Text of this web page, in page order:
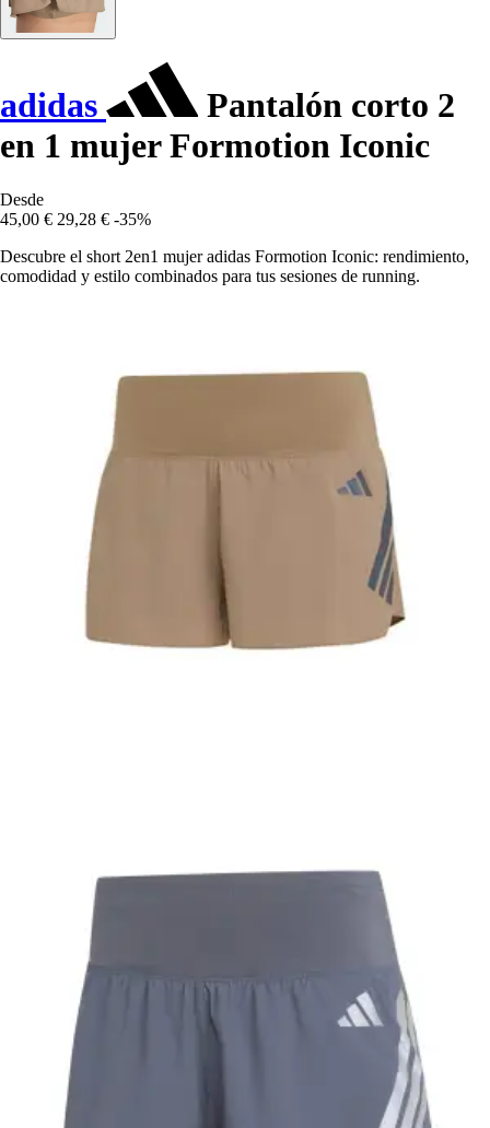
adidas
Pantalón corto 2
en 1 mujer Formotion Iconic
Desde
45,00 € 29,28 € -35%
Descubre el short 2en1 mujer adidas Formotion Iconic: rendimiento,
comodidad y estilo combinados para tus sesiones de running.